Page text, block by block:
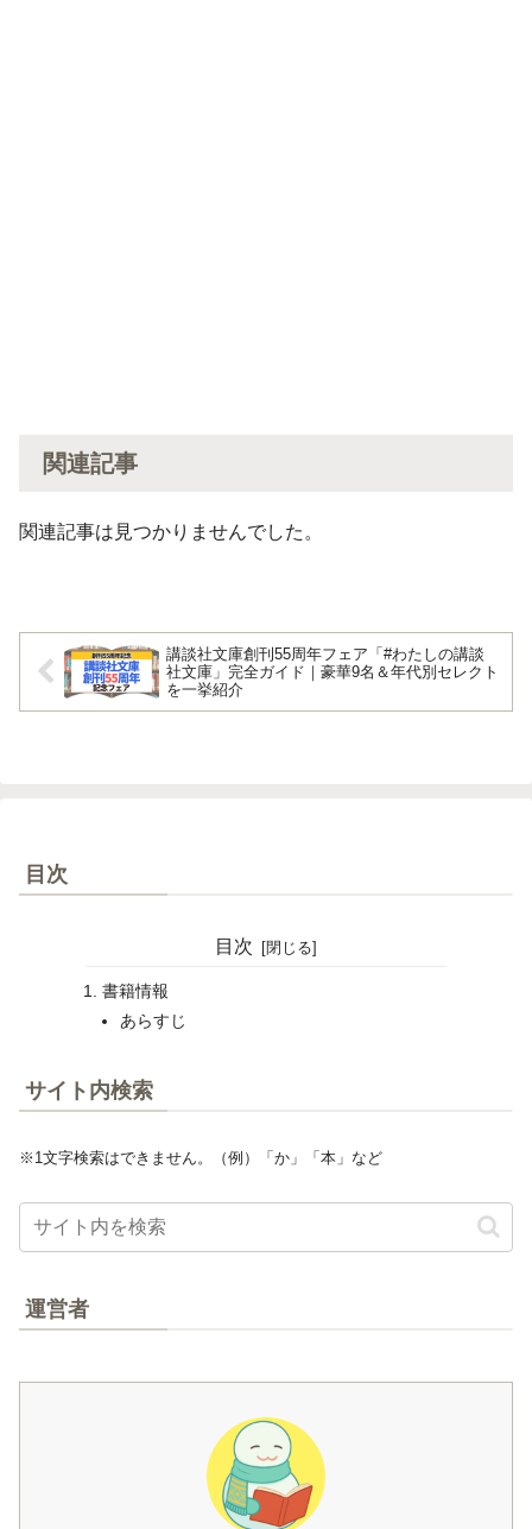
関連記事
関連記事は見つかりませんでした。
講談社文庫創刊55周年フェア「#わたしの講談
社文庫」完全ガイド｜豪華9名＆年代別セレクト
を一挙紹介
目次
目次
書籍情報
あらすじ
サイト内検索
※1文字検索はできません。（例）「か」「本」など
運営者